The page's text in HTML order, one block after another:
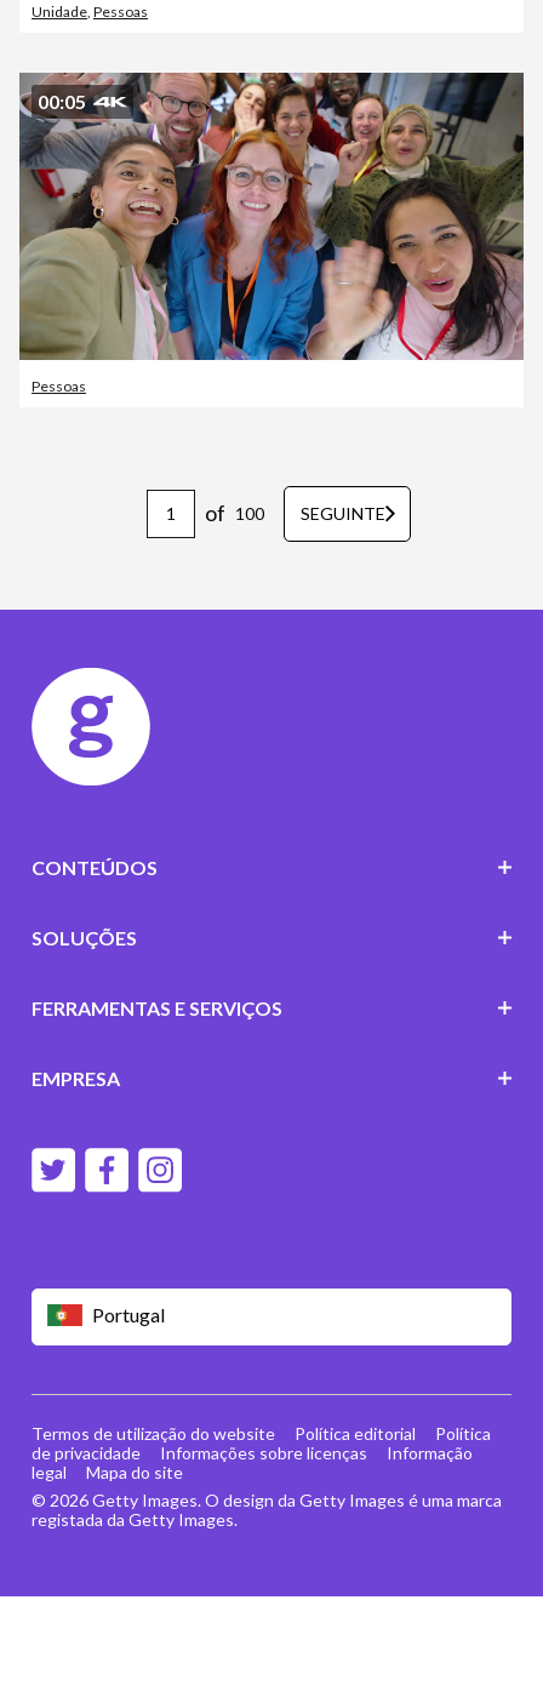
Unidade Pessoas
00:05
Pessoas
of 100 SEGUINTE
Portugal
CONTEÚDOS
SOLUÇÕES
FERRAMENTAS E SERVIÇOS
EMPRESA
© 2026 Getty Images. O design da Getty Images é uma marca
registada da Getty Images.
Termos de utilização do website Política editorial
Política
de privacidade
Informações sobre licenças
Informação
legal
Mapa do site